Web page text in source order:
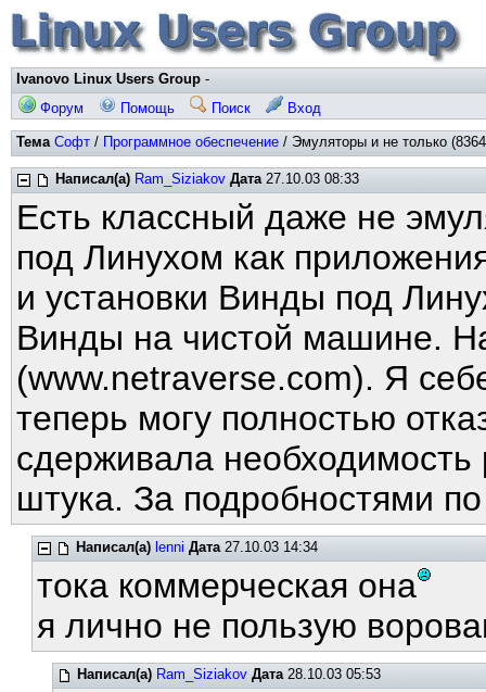
Ivanovo Linux Users Group -
Форум
Помощь Поиск Вход
Тема Софт / Программное обеспечение / Эмуляторы и не только
Написал(а) Ram_Siziakov Дата27.10.03 08:33
Есть классный даже не
под Линухом как
и установки Винды под
Винды на чистой машине.
(www.netraverse.com). Я
теперь могу полностью
сдерживала
штука. За подробностями
Написал(а) lenni Дата27.10.03 14:34
тока коммерческая она
я лично не пользую
Написал(а) Ram_Siziakov Дата28.10.03 05:53